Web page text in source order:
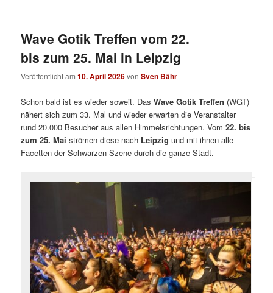
Wave Gotik Treffen vom 22.
bis zum 25. Mai in Leipzig
Veröffentlicht am10. April 2026vonSven Bähr
Schon bald ist es wieder soweit. DasWave Gotik Treffen (WGT)
nähert sich zum 33. Mal und wieder erwarten die Veranstalter
rund 20.000 Besucher aus allen Himmelsrichtungen. Vom22. bis
zum 25. Mai strömen diese nach Leipzig und mit ihnen alle
Facetten der Schwarzen Szene durch die ganze Stadt.